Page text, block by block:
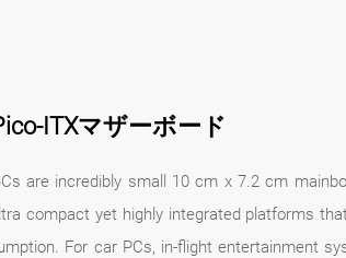
ITXマザーボード
are incredibly small 10 cm x 7.2 cm
compact yet highly integrated platforms
For car PCs, in-flight entertainment